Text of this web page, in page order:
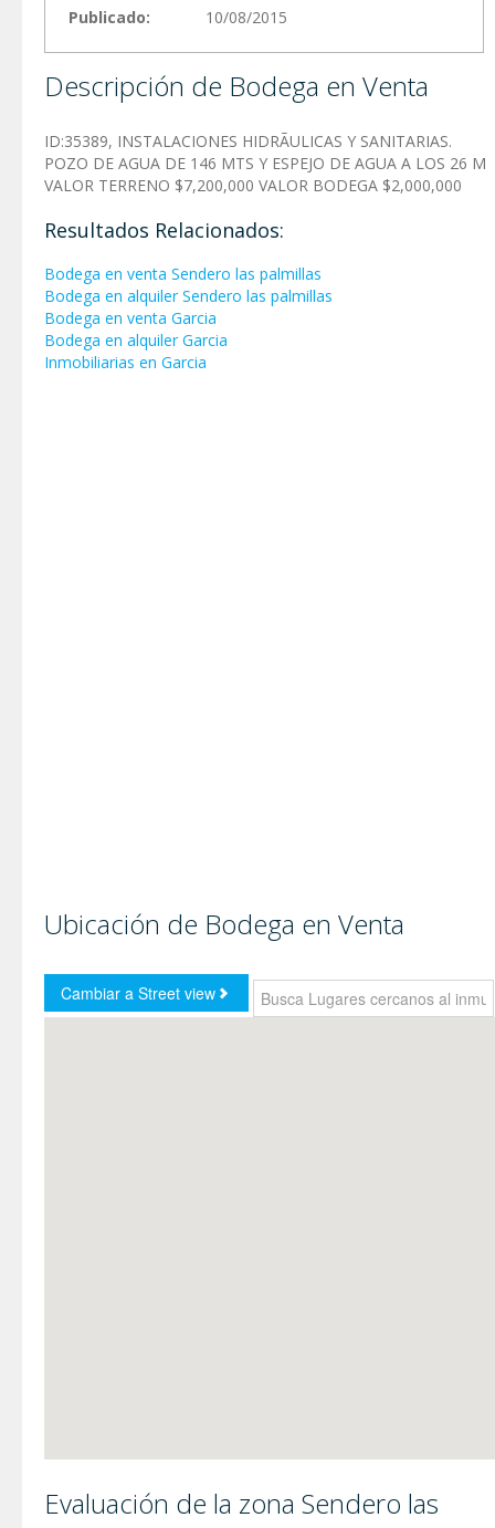
Publicado:
10/08/2015
Descripción de Bodega en Venta
ID:35389, INSTALACIONES HIDRÃULICAS Y SANITARIAS.
POZO DE AGUA DE 146 MTS Y ESPEJO DE AGUA A LOS 26 M
VALOR TERRENO $7,200,000 VALOR BODEGA $2,000,000
Resultados Relacionados:
Bodega en venta Sendero las palmillas
Bodega en alquiler Sendero las palmillas
Bodega en venta Garci­a
Bodega en alquiler Garci­a
Inmobiliarias en Garci­a
Ubicación de Bodega en Venta
Evaluación de la zona Sendero las